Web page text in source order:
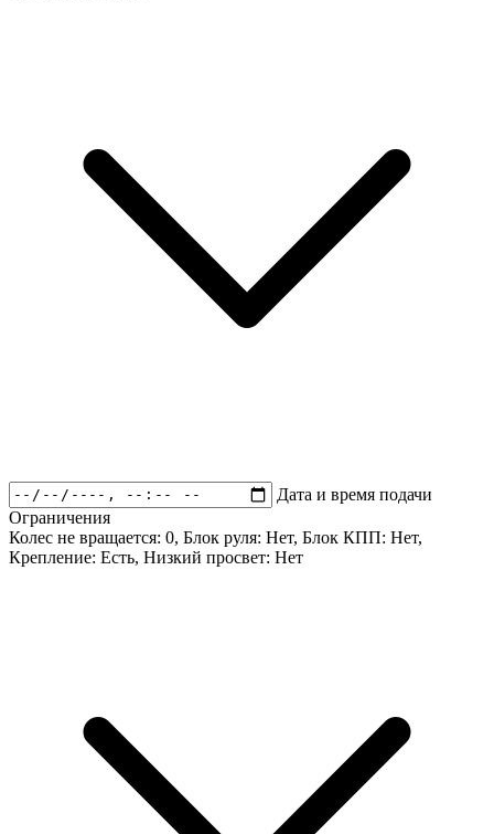
Дата и время подачи
Ограничения
Колес не вращается: 0, Блок руля: Нет, Блок КПП: Нет,
Крепление: Есть, Низкий просвет: Нет